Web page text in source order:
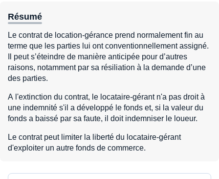
Résumé
Le contrat de location-gérance prend normalement fin au
terme que les parties lui ont conventionnellement assigné.
Il peut s’éteindre de manière anticipée pour d’autres
raisons, notamment par sa résiliation à la demande d’une
des parties.
A l'extinction du contrat, le locataire-gérant n'a pas droit à
une indemnité s'il a développé le fonds et, si la valeur du
fonds a baissé par sa faute, il doit indemniser le loueur.
Le contrat peut limiter la liberté du locataire-gérant
d'exploiter un autre fonds de commerce.